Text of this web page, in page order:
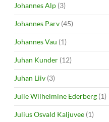
Johannes Alp (3)
Johannes Parv (45)
Johannes Vau (1)
Juhan Kunder (12)
Juhan Liiv (3)
Julie Wilhelmine Ederberg (1)
Julius Osvald Kaljuvee (1)